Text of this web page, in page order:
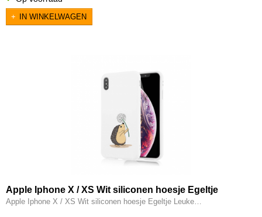
IN WINKELWAGEN
Apple Iphone X / XS Wit siliconen hoesje Egeltje
Apple Iphone X / XS Wit siliconen hoesje Egeltje Leuke…